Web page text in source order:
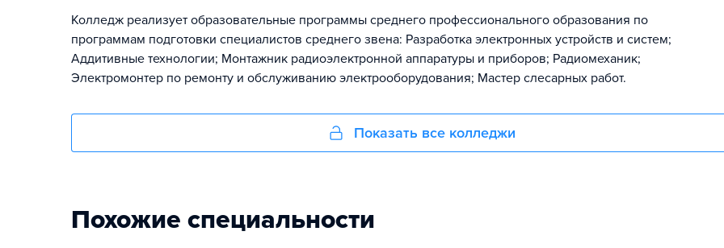
Колледж реализует образовательные программы среднего профессионального образования по
программам подготовки специалистов среднего звена: Разработка электронных устройств и систем;
Аддитив​ные технологии; Монтажник радиоэлектронной аппаратуры и приборов; Радиомеханик;
Электромонтер по ремонту и обслуживанию электрооборудования; Мастер слесарных работ​.
Показать все колледжи
Похожие специальности